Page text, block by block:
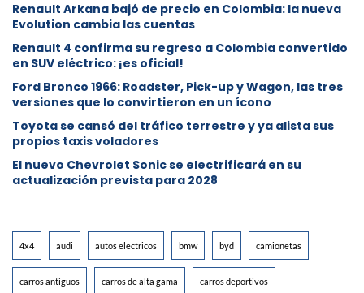
Renault Arkana bajó de precio en Colombia: la nueva
Evolution cambia las cuentas
Renault 4 confirma su regreso a Colombia convertido
en SUV eléctrico: ¡es oficial!
Ford Bronco 1966: Roadster, Pick-up y Wagon, las tres
versiones que lo convirtieron en un ícono
Toyota se cansó del tráfico terrestre y ya alista sus
propios taxis voladores
El nuevo Chevrolet Sonic se electrificará en su
actualización prevista para 2028
4x4 audi autos electricos bmw byd camionetas
carros antiguos carros de alta gama carros deportivos